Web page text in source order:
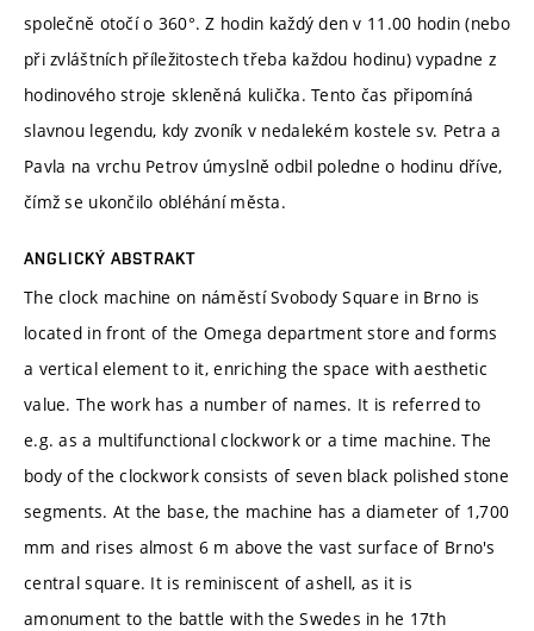
společně otočí o 360°. Z hodin každý den v 11.00 hodin (nebo
při zvláštních příležitostech třeba každou hodinu) vypadne z
hodinového stroje skleněná kulička. Tento čas připomíná
slavnou legendu, kdy zvoník v nedalekém kostele sv. Petra a
Pavla na vrchu Petrov úmyslně odbil poledne o hodinu dříve,
čímž se ukončilo obléhání města.
ANGLICKÝ ABSTRAKT
The clock machine on náměstí Svobody Square in Brno is
located in front of the Omega department store and forms
a vertical element to it, enriching the space with aesthetic
value. The work has a number of names. It is referred to
e.g. as a multifunctional clockwork or a time machine. The
body of the clockwork consists of seven black polished stone
segments. At the base, the machine has a diameter of 1,700
mm and rises almost 6 m above the vast surface of Brno's
central square. It is reminiscent of ashell, as it is
amonument to the battle with the Swedes in he 17th